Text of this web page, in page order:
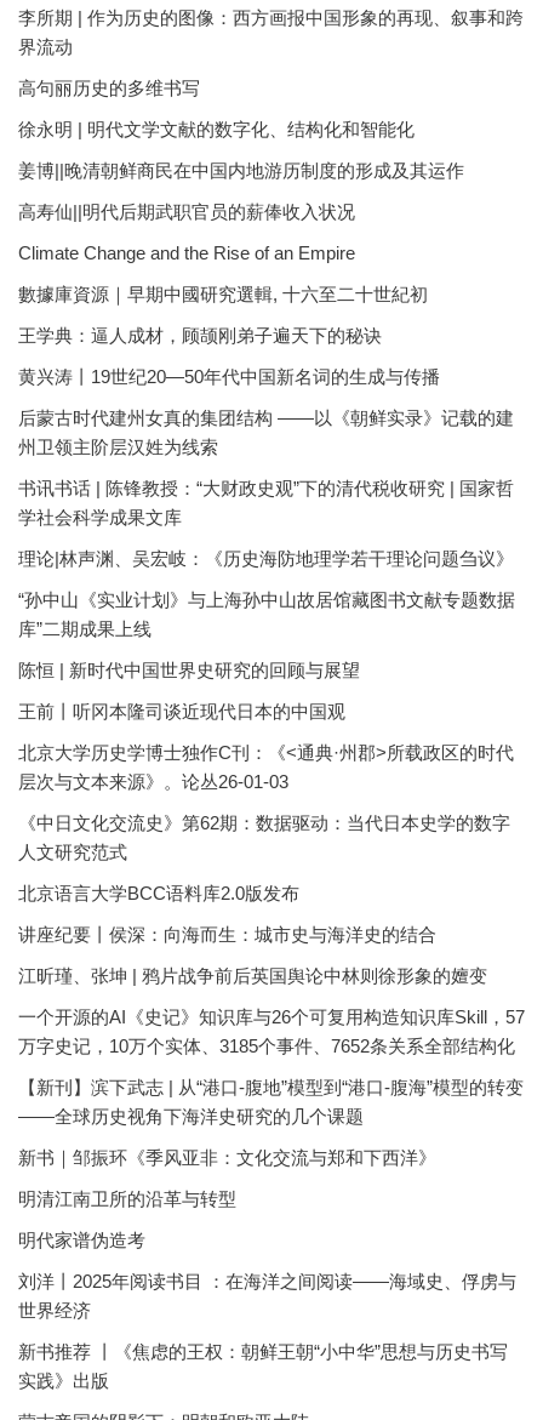
李所期 | 作为历史的图像：西方画报中国形象的再现、叙事和跨
界流动
高句丽历史的多维书写
徐永明 | 明代文学文献的数字化、结构化和智能化
姜博||晚清朝鲜商民在中国内地游历制度的形成及其运作
高寿仙||明代后期武职官员的薪俸收入状况
Climate Change and the Rise of an Empire
數據庫資源｜早期中國研究選輯, 十六至二十世紀初
王学典：逼人成材，顾颉刚弟子遍天下的秘诀
黄兴涛丨19世纪20—50年代中国新名词的生成与传播
后蒙古时代建州女真的集团结构 ——以《朝鲜实录》记载的建
州卫领主阶层汉姓为线索
书讯书话 | 陈锋教授：“大财政史观”下的清代税收研究 | 国家哲
学社会科学成果文库
理论|林声渊、吴宏岐：《历史海防地理学若干理论问题刍议》
“孙中山《实业计划》与上海孙中山故居馆藏图书文献专题数据
库”二期成果上线
陈恒 | 新时代中国世界史研究的回顾与展望
王前丨听冈本隆司谈近现代日本的中国观
北京大学历史学博士独作C刊：《<通典·州郡>所载政区的时代
层次与文本来源》。论丛26-01-03
《中日文化交流史》第62期：数据驱动：当代日本史学的数字
人文研究范式
北京语言大学BCC语料库2.0版发布
讲座纪要丨侯深：向海而生：城市史与海洋史的结合
江昕瑾、张坤 | 鸦片战争前后英国舆论中林则徐形象的嬗变
一个开源的AI《史记》知识库与26个可复用构造知识库Skill，57
万字史记，10万个实体、3185个事件、7652条关系全部结构化
【新刊】滨下武志 | 从“港口-腹地”模型到“港口-腹海”模型的转变
——全球历史视角下海洋史研究的几个课题
新书｜邹振环《季风亚非：文化交流与郑和下西洋》
明清江南卫所的沿革与转型
明代家谱伪造考
刘洋丨2025年阅读书目 ：在海洋之间阅读——海域史、俘虏与
世界经济
新书推荐 丨《焦虑的王权：朝鲜王朝“小中华”思想与历史书写
实践》出版